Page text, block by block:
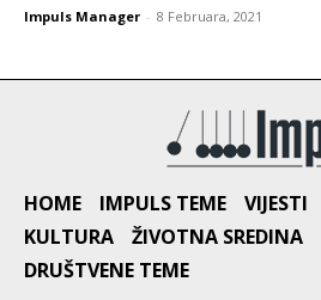
Impuls Manager - 8 Februara, 2021
HOME IMPULS TEME VIJESTI
KULTURA
ŽIVOTNA SREDINA
DRUŠTVENE TEME